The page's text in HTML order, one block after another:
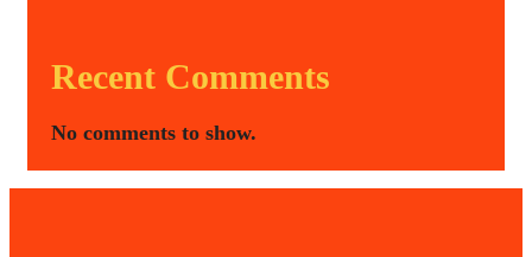
Recent Comments
No comments to show.